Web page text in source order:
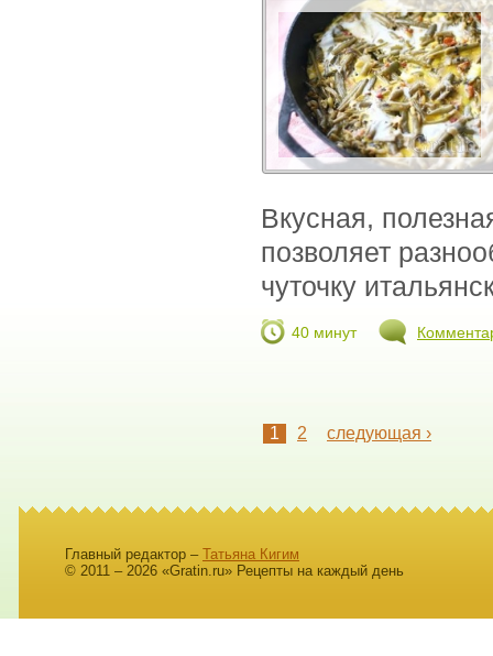
Вкусная,
позволяет
чуточку
40 минут
1 2 следующая ›
Главный редактор – Татьяна Кигим
© 2011 – 2026 «Gratin.ru» Рецепты на каждый день